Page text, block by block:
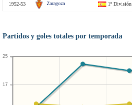
1952-53 Zaragoza 1ª División
Partidos y goles totales por temporada
17
25